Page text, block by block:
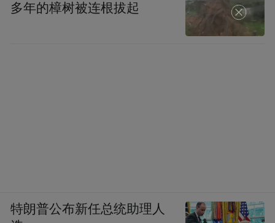
多年的樟树被连根拔起
特朗普公布新任总统助理人